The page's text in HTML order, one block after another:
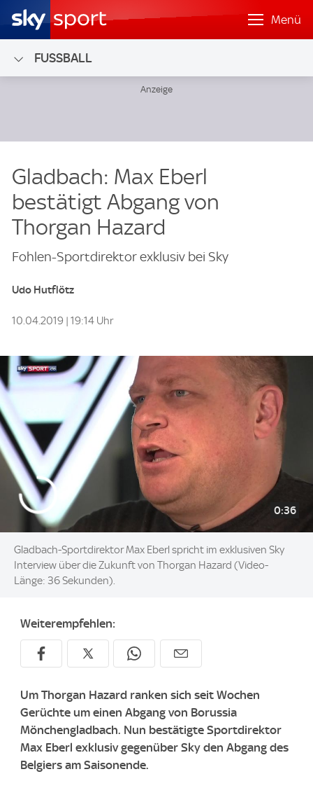
Menü
FUSSBALL
Gladbach: Max Eberl
bestätigt Abgang von
Thorgan Hazard
Fohlen-Sportdirektor exklusiv bei Sky
Udo Hutflötz
10.04.2019 | 19:14 Uhr
0:36
Gladbach-Sportdirektor Max Eberl spricht im exklusiven Sky
Interview über die Zukunft von Thorgan Hazard (Video-
Länge: 36 Sekunden).
Weiterempfehlen:
Um Thorgan Hazard ranken sich seit Wochen
Gerüchte um einen Abgang von Borussia
Mönchengladbach. Nun bestätigte Sportdirektor
Max Eberl exklusiv gegenüber Sky den Abgang des
Belgiers am Saisonende.